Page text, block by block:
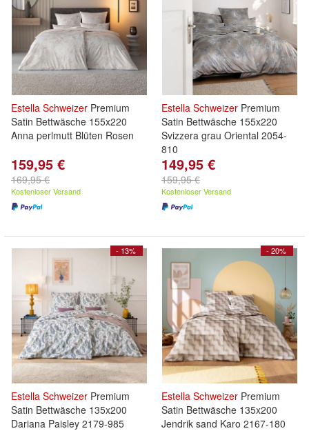
Estella Schweizer Premium
Satin Bettwäsche 155x220
Anna perlmutt Blüten Rosen
159,95 €
169,95 €
Kostenloser Versand
Estella Schweizer Premium
Satin Bettwäsche 155x220
Svizzera grau Oriental 2054-
810
149,95 €
159,95 €
Kostenloser Versand
- 13%
Estella Schweizer Premium
Satin Bettwäsche 135x200
Dariana Paisley 2179-985
- 20%
Estella Schweizer Premium
Satin Bettwäsche 135x200
Jendrik sand Karo 2167-180